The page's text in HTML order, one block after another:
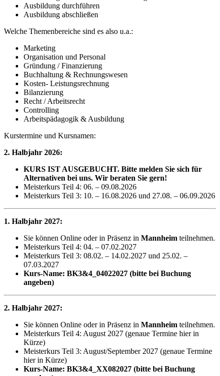
Ausbildung durchführen
Ausbildung abschließen
Welche Themenbereiche sind es also u.a.:
Marketing
Organisation und Personal
Gründung / Finanzierung
Buchhaltung & Rechnungswesen
Kosten- Leistungsrechnung
Bilanzierung
Recht / Arbeitsrecht
Controlling
Arbeitspädagogik & Ausbildung
Kurstermine und Kursnamen:
2. Halbjahr 2026:
KURS IST AUSGEBUCHT. Bitte melden Sie sich für
Alternativen bei uns. Wir beraten Sie gern!
Meisterkurs Teil 4: 06. – 09.08.2026
Meisterkurs Teil 3: 10. – 16.08.2026 und 27.08. – 06.09.2026
1. Halbjahr 2027:
Sie können Online oder in Präsenz in Mannheim teilnehmen.
Meisterkurs Teil 4: 04. – 07.02.2027
Meisterkurs Teil 3: 08.02. – 14.02.2027 und 25.02. –
07.03.2027
Kurs-Name: BK3&4_04022027 (bitte bei Buchung
angeben)
2. Halbjahr 2027:
Sie können Online oder in Präsenz in Mannheim teilnehmen.
Meisterkurs Teil 4: August 2027 (genaue Termine hier in
Kürze)
Meisterkurs Teil 3: August/September 2027 (genaue Termine
hier in Kürze)
Kurs-Name: BK3&4_XX082027 (bitte bei Buchung